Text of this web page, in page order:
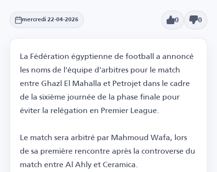
mercredi 22-04-2026 0 0
La Fédération égyptienne de football a annoncé
les noms de l'équipe d'arbitres pour le match
entre Ghazl El Mahalla et Petrojet dans le cadre
de la sixième journée de la phase finale pour
éviter la relégation en Premier League.
Le match sera arbitré par Mahmoud Wafa, lors
de sa première rencontre après la controverse du
match entre Al Ahly et Ceramica.